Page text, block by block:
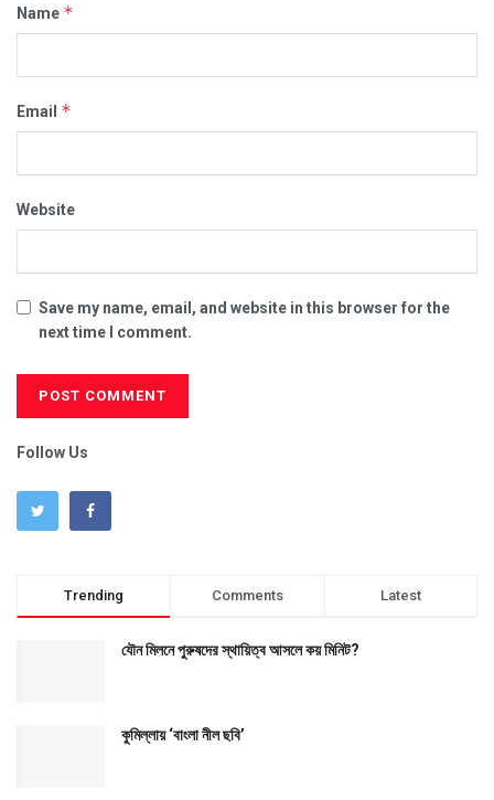
Name *
Email *
Website
Save my name, email, and website in this browser for the
next time I comment.
Follow Us
Trending Comments Latest
যৌন মিলনে পুরুষদের স্থায়িত্ব আসলে কয় মিনিট?
কুমিল্লায় ‘বাংলা নীল ছবি’